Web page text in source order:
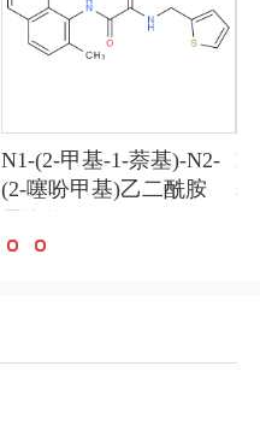
N1-(2-甲基-1-萘基)-N2-
(2-噻吩甲基)乙二酰胺